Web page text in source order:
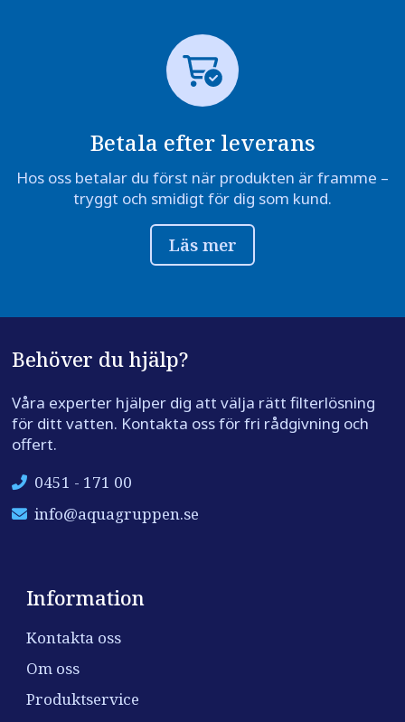
Betala efter leverans
Hos oss betalar du först när produkten är framme –
tryggt och smidigt för dig som kund.
Läs mer
Behöver du hjälp?
Våra experter hjälper dig att välja rätt filterlösning
för ditt vatten. Kontakta oss för fri rådgivning och
offert.
0451 - 171 00
info@aquagruppen.se
Information
Kontakta oss
Om oss
Produktservice